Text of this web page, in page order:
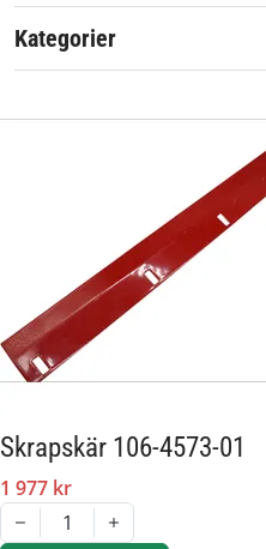
Kategorier
Skrapskär 106-4573-01
1 977 kr
1